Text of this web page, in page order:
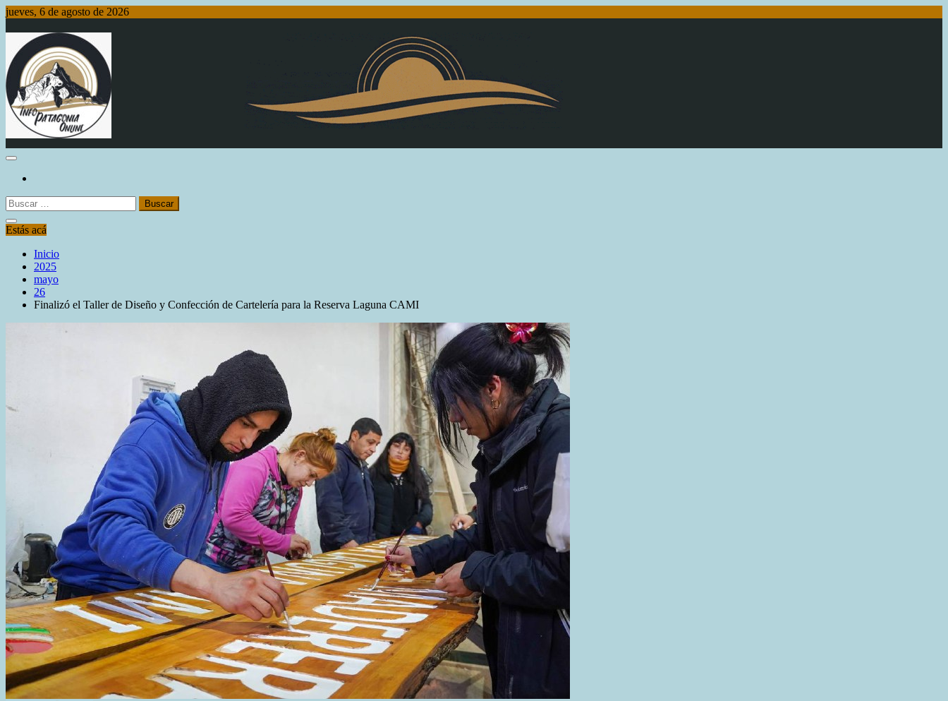
Saltar
contenido
jueves, 6 de agosto de 2026
Info Patagonia Online
Buscar:
Estás acá
Inicio
2025
mayo
26
Finalizó el Taller de Diseño y Confección de Cartelería para la Reserva Laguna CAMI